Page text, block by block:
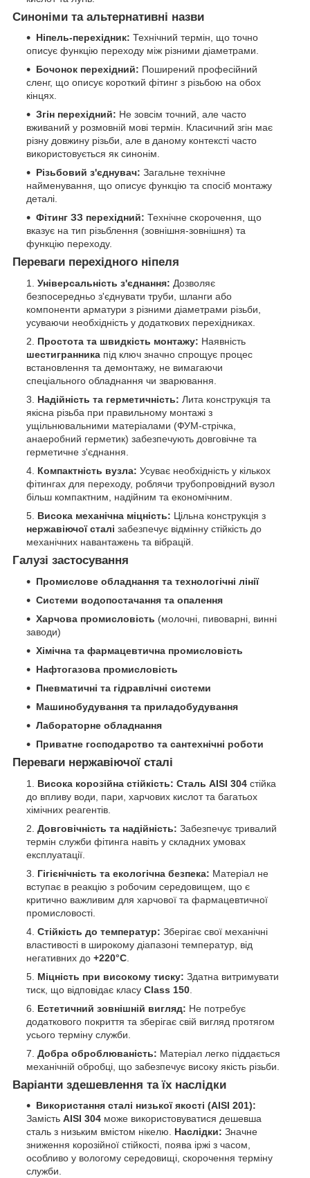
Синоніми та альтернативні назви
Ніпель-перехідник: Технічний термін, що точно
описує функцію переходу між різними діаметрами.
Бочонок перехідний: Поширений професійний
сленг, що описує короткий фітинг з різьбою на обох
кінцях.
Згін перехідний: Не зовсім точний, але часто
вживаний у розмовній мові термін. Класичний згін має
різну довжину різьби, але в даному контексті часто
використовується як синонім.
Різьбовий з'єднувач: Загальне технічне
найменування, що описує функцію та спосіб монтажу
деталі.
Фітинг ЗЗ перехідний: Технічне скорочення, що
вказує на тип різьблення (зовнішня-зовнішня) та
функцію переходу.
Переваги перехідного ніпеля
Універсальність з'єднання: Дозволяє
безпосередньо з'єднувати труби, шланги або
компоненти арматури з різними діаметрами різьби,
усуваючи необхідність у додаткових перехідниках.
Простота та швидкість монтажу: Наявність
шестигранника під ключ значно спрощує процес
встановлення та демонтажу, не вимагаючи
спеціального обладнання чи зварювання.
Надійність та герметичність: Лита конструкція та
якісна різьба при правильному монтажі з
ущільнювальними матеріалами (ФУМ-стрічка,
анаеробний герметик) забезпечують довговічне та
герметичне з'єднання.
Компактність вузла: Усуває необхідність у кількох
фітингах для переходу, роблячи трубопровідний вузол
більш компактним, надійним та економічним.
Висока механічна міцність: Цільна конструкція з
нержавіючої сталі забезпечує відмінну стійкість до
механічних навантажень та вібрацій.
Галузі застосування
Промислове обладнання та технологічні лінії
Системи водопостачання та опалення
Харчова промисловість (молочні, пивоварні, винні
заводи)
Хімічна та фармацевтична промисловість
Нафтогазова промисловість
Пневматичні та гідравлічні системи
Машинобудування та приладобудування
Лабораторне обладнання
Приватне господарство та сантехнічні роботи
Переваги нержавіючої сталі
Висока корозійна стійкість: Сталь AISI 304 стійка
до впливу води, пари, харчових кислот та багатьох
хімічних реагентів.
Довговічність та надійність: Забезпечує тривалий
термін служби фітинга навіть у складних умовах
експлуатації.
Гігієнічність та екологічна безпека: Матеріал не
вступає в реакцію з робочим середовищем, що є
критично важливим для харчової та фармацевтичної
промисловості.
Стійкість до температур: Зберігає свої механічні
властивості в широкому діапазоні температур, від
негативних до +220°C
Міцність при високому тиску: Здатна витримувати
тиск, що відповідає класу Class 150
Естетичний зовнішній вигляд: Не потребує
додаткового покриття та зберігає свій вигляд протягом
усього терміну служби.
Добра оброблюваність: Матеріал легко піддається
механічній обробці, що забезпечує високу якість різьби.
Варіанти здешевлення та їх наслідки
Використання сталі низької якості (AISI 201):
Замість AISI 304 може використовуватися дешевша
сталь з низьким вмістом нікелю. Наслідки: Значне
зниження корозійної стійкості, поява іржі з часом,
особливо у вологому середовищі, скорочення терміну
служби.